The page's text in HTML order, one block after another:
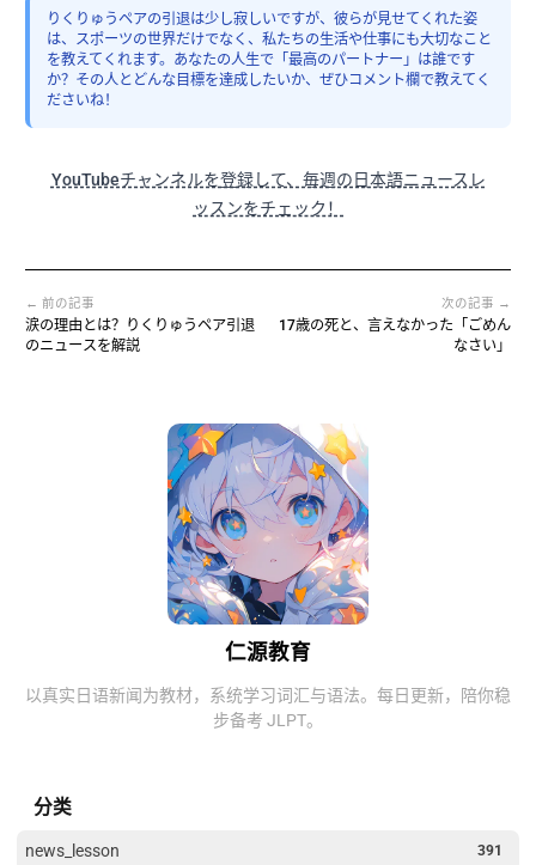
仁源教育
以真实日语新闻为教材，系统学习词汇与语法。每日更新，陪你稳
步备考 JLPT。
分类
news_lesson 391
りくりゅうペアの引退は少し寂しいですが、彼らが見せてくれた姿
は、スポーツの世界だけでなく、私たちの生活や仕事にも大切なこと
を教えてくれます。あなたの人生で「最高のパートナー」は誰です
か？その人とどんな目標を達成したいか、ぜひコメント欄で教えてく
ださいね！
YouTubeチャンネルを登録して、毎週の日本語ニュースレ
ッスンをチェック！
← 前の記事
涙の理由とは？りくりゅうペア引退
のニュースを解説
次の記事 →
17歳の死と、言えなかった「ごめん
なさい」